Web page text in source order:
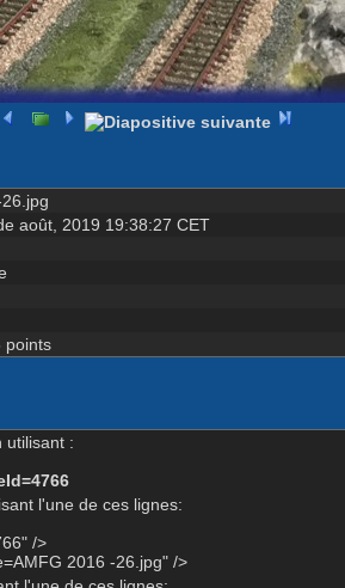
août, 2019 19:38:27 CET
utilisant :
l'une de ces lignes:
/>
2016 -26.jpg" />